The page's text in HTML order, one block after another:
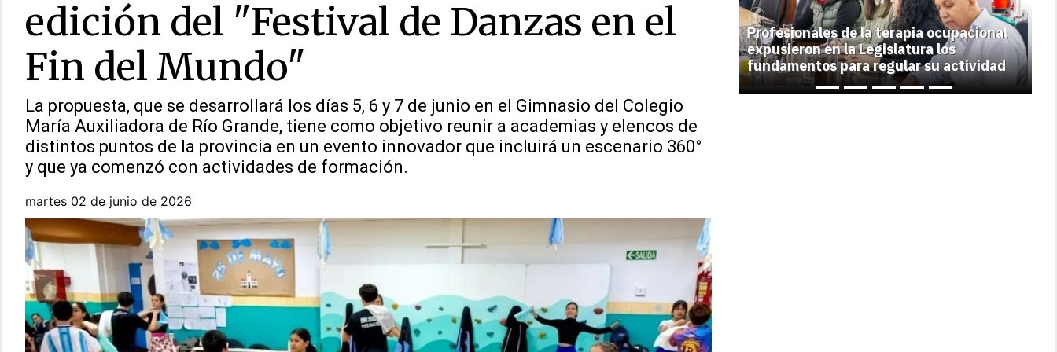
edición del "Festival de Danzas en el
Fin del Mundo"
La propuesta, que se desarrollará los días 5, 6 y 7 de junio en el Gimnasio del Colegio
María Auxiliadora de Río Grande, tiene como objetivo reunir a academias y elencos de
distintos puntos de la provincia en un evento innovador que incluirá un escenario 360°
y que ya comenzó con actividades de formación.
martes 02 de junio de 2026
Profesionales de la terapia ocupacional
expusieron en la Legislatura los
fundamentos para regular su actividad
Previous Next